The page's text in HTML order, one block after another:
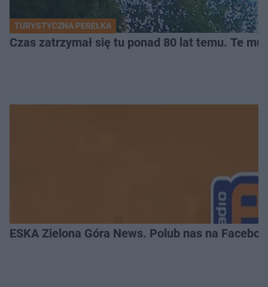
TURYSTYCZNA PEREŁKA
Czas zatrzymał się tu ponad 80 lat temu. Te
ESKA Zielona Góra News. Polub nas na